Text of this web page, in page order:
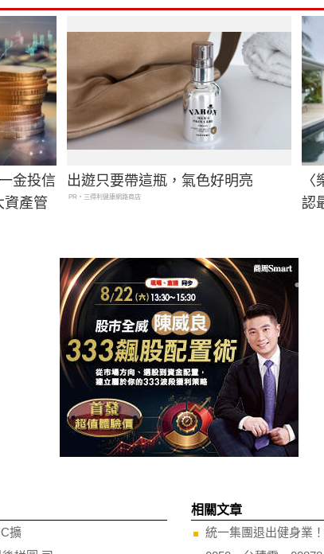
金投信
資產管
出遊只要帶這瓶，氣色好明亮
PR・三得利健康網路商店
認
擴
相關文章
統一集團退出健身業